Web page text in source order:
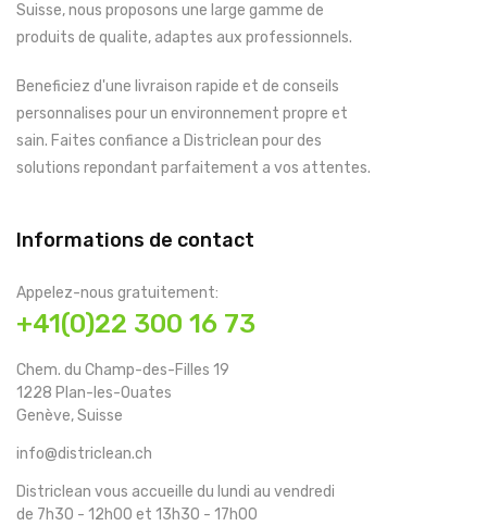
Suisse, nous proposons une large gamme de
produits de qualite, adaptes aux professionnels.
Beneficiez d'une livraison rapide et de conseils
personnalises pour un environnement propre et
sain. Faites confiance a Districlean pour des
solutions repondant parfaitement a vos attentes.
Informations de contact
Appelez-nous gratuitement:
+41(0)22 300 16 73
Chem. du Champ-des-Filles 19
1228 Plan-les-Ouates
Genève, Suisse
info@districlean.ch
Districlean vous accueille du lundi au vendredi
de 7h30 - 12h00 et 13h30 - 17h00